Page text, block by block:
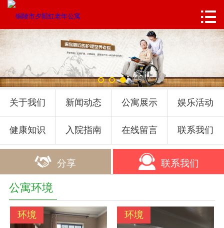
关于我们
新闻动态
公寓展示
入院指南

关于我们 新闻动态 公寓展示 娱乐活动
健康知识 入院指南 在线留言 联系我们
 分享  联系我们
公寓环境
环境 环境